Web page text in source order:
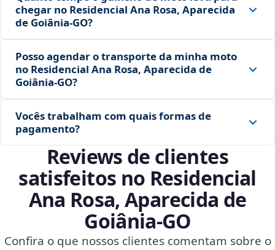
chegar no Residencial Ana Rosa, Aparecida
de Goiânia‑GO?
Posso agendar o transporte da minha moto
no Residencial Ana Rosa, Aparecida de
Goiânia‑GO?
Vocês trabalham com quais formas de
pagamento?
Reviews de clientes
satisfeitos no Residencial
Ana Rosa, Aparecida de
Goiânia‑GO
Confira o que nossos clientes comentam sobre o